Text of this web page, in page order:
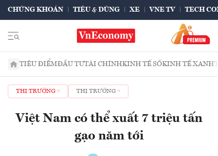
CHỨNG KHOÁN TIÊU & DÙNG XE VNE TV TECH
TIÊU ĐIỂMĐẦU TƯTÀI CHÍNHKINH TẾ SỐKINH TẾ XANH
THỊ TRƯỜNG THỊ TRƯỜNG
Việt Nam có thể xuất 7 triệu tấn
gạo năm tới